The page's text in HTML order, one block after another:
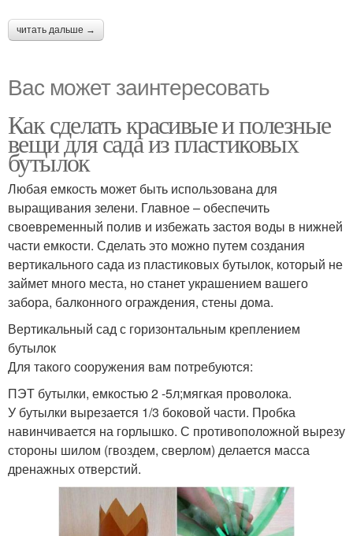
читать дальше →
Вас может заинтересовать
Как сделать красивые и полезные
вещи для сада из пластиковых
бутылок
Любая емкость может быть использована для
выращивания зелени. Главное – обеспечить
своевременный полив и избежать застоя воды в нижней
части емкости. Сделать это можно путем создания
вертикального сада из пластиковых бутылок, который не
займет много места, но станет украшением вашего
забора, балконного ограждения, стены дома.
Вертикальный сад с горизонтальным креплением
бутылок
Для такого сооружения вам потребуются:
ПЭТ бутылки, емкостью 2 -5л;мягкая проволока.
У бутылки вырезается 1/3 боковой части. Пробка
навинчивается на горлышко. С противоположной вырезу
стороны шилом (гвоздем, сверлом) делается масса
дренажных отверстий.